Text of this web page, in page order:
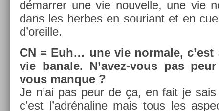
démarr­er une vie nouvel­le, une vie
dans les her­bes en souriant et en
d’oreil­le.
CN = Euh… une vie nor­male,
vie banale. N’avez-vous pas
vous man­que ?
Je n’ai pas peur de ça, en fait je
c’est l’adrénaline mais tous les